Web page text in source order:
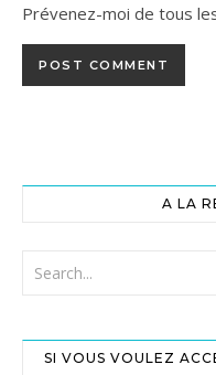
Prévenez-moi de tous
A LA
SI VOUS VOULEZ